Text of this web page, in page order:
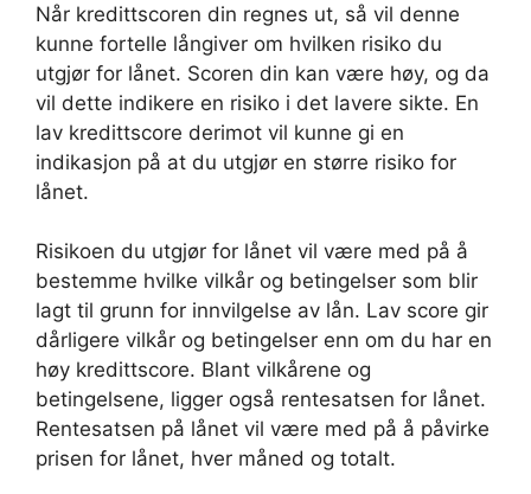
Når kredittscoren din regnes ut, så vil denne
kunne fortelle långiver om hvilken risiko du
utgjør for lånet. Scoren din kan være høy, og da
vil dette indikere en risiko i det lavere sikte. En
lav kredittscore derimot vil kunne gi en
indikasjon på at du utgjør en større risiko for
lånet.
Risikoen du utgjør for lånet vil være med på å
bestemme hvilke vilkår og betingelser som blir
lagt til grunn for innvilgelse av lån. Lav score gir
dårligere vilkår og betingelser enn om du har en
høy kredittscore. Blant vilkårene og
betingelsene, ligger også rentesatsen for lånet.
Rentesatsen på lånet vil være med på å påvirke
prisen for lånet, hver måned og totalt.